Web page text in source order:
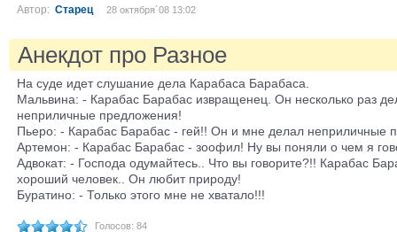
Автор: Старец 28 октября´08 13:02
Анекдот про Разное
На суде идет слушание дела Карабаса Барабаса.
Мальвина: - Карабас Барабас извращенец. Он несколько раз
неприличные предложения!
Пьеро: - Карабас Барабас - гей!! Он и мне делал неприличные
Артемон: - Карабас Барабас - зоофил! Ну вы поняли о чем я
Адвокат: - Господа одумайтесь.. Что вы говорите?!! Карабас
хороший человек.. Он любит природу!
Буратино: - Только этого мне не хватало!!!
Голосов: 84